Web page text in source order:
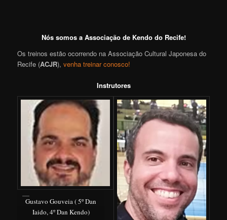
Nós somos a Associação de Kendo do Recife!
Os treinos estão ocorrendo na Associação Cultural Japonesa do
Recife (ACJR),venha treinar conosco!
Instrutores
Gustavo Gouveia ( 5º Dan
Iaido, 4º Dan Kendo)